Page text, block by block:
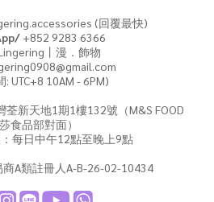
(回覆最快)
+852 9283 6366
丨漫．飾物
UTC+8 10AM - 6PM)
新天地1期1樓132號（M&S FOOD
食品部對面）
每日中午12點至晚上9點
A類註冊人A-B-26-02-10434